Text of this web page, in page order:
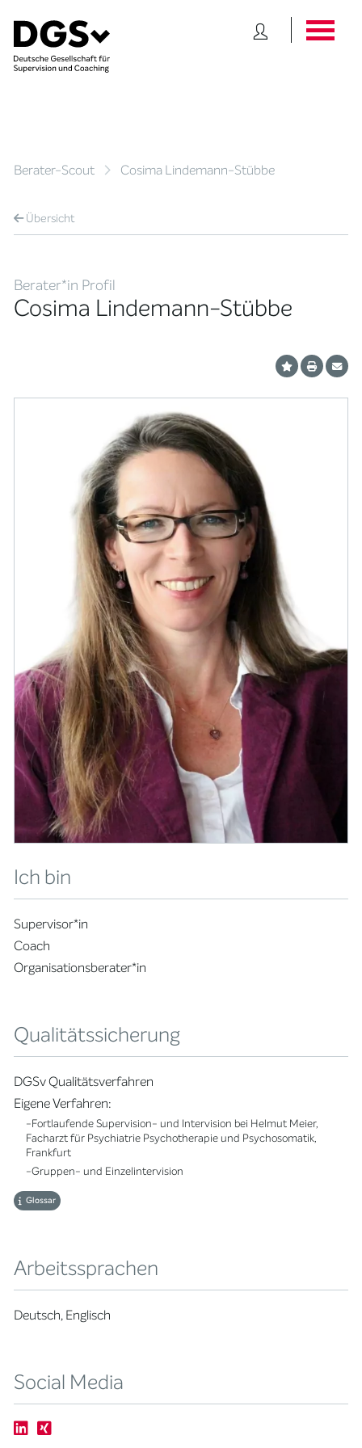
Berater-Scout Cosima Lindemann-Stübbe
Übersicht
Berater*in Profil
Cosima Lindemann-Stübbe
Ich bin
Supervisor*in
Coach
Organisationsberater*in
Qualitätssicherung
DGSv Qualitätsverfahren
Eigene Verfahren:
-Fortlaufende Supervision- und Intervision bei Helmut Meier,
Facharzt für Psychiatrie Psychotherapie und Psychosomatik,
Frankfurt
-Gruppen- und Einzelintervision
Glossar
Arbeitssprachen
Deutsch, Englisch
Social Media